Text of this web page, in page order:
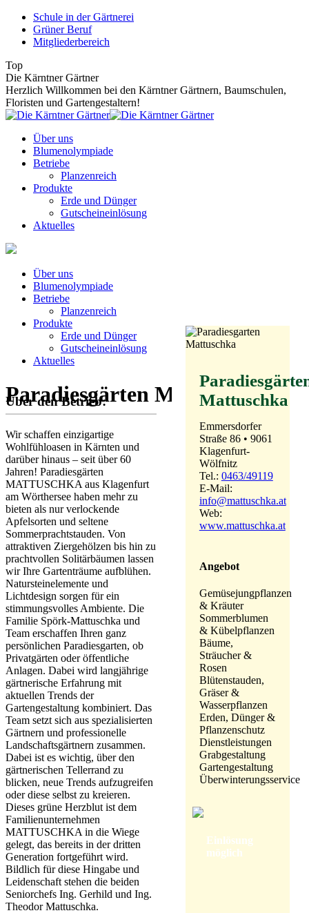
Zum
Inhalt
springen
Schule in der Gärtnerei
Grüner Beruf
Mitgliederbereich
Top
Die Kärntner Gärtner
Herzlich Willkommen bei den Kärntner Gärtnern, Baumschulen,
Floristen und Gartengestaltern!
Über uns
Blumenolympiade
Betriebe
Planzenreich
Produkte
Erde und Dünger
Gutscheineinlösung
Aktuelles
Über uns
Blumenolympiade
Betriebe
Planzenreich
Produkte
Erde und Dünger
Gutscheineinlösung
Aktuelles
Paradiesgärten Mattuschka
Über den Betrieb:
Wir schaffen einzigartige
Wohlfühloasen in Kärnten und
darüber hinaus – seit über 60
Jahren! Paradiesgärten
MATTUSCHKA aus Klagenfurt
am Wörthersee haben mehr zu
bieten als nur verlockende
Apfelsorten und seltene
Sommerprachtstauden. Von
attraktiven Ziergehölzen bis hin zu
prachtvollen Solitärbäumen lassen
wir Ihre Gartenträume aufblühen.
Natursteinelemente und
Lichtdesign sorgen für ein
stimmungsvolles Ambiente. Die
Familie Spörk-Mattuschka und
Team erschaffen Ihren ganz
persönlichen Paradiesgarten, ob
Privatgärten oder öffentliche
Anlagen. Dabei wird langjährige
gärtnerische Erfahrung mit
aktuellen Trends der
Gartengestaltung kombiniert. Das
Team setzt sich aus spezialisierten
Gärtnern und professionelle
Landschaftsgärtnern zusammen.
Dabei ist es wichtig, über den
gärtnerischen Tellerrand zu
blicken, neue Trends aufzugreifen
oder diese selbst zu kreieren.
Dieses grüne Herzblut ist dem
Familienunternehmen
MATTUSCHKA in die Wiege
gelegt, das bereits in der dritten
Generation fortgeführt wird.
Bildlich für diese Hingabe und
Leidenschaft stehen die beiden
Seniorchefs Ing. Gerhild und Ing.
Theodor Mattuschka.
Mattuschka
Emmersdorfer
Straße 86 • 9061
Klagenfurt-
Wölfnitz
Tel.: 0463/49119
E-Mail:
info@mattuschka.at
Web:
www.mattuschka.at
Angebot
Gemüsejungpflanzen
& Kräuter
Sommerblumen
& Kübelpflanzen
Bäume,
Sträucher &
Rosen
Blütenstauden,
Gräser &
Wasserpflanzen
Erden, Dünger &
Pflanzenschutz
Dienstleistungen
Grabgestaltung
Gartengestaltung
Überwinterungsservice
Einlösung
möglich